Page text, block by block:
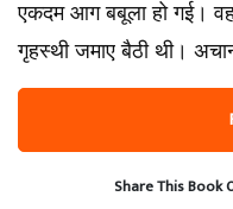
एकदम आग बबूला हो गई।
गृहस्थी जमाए बैठी थी।
Share This Book